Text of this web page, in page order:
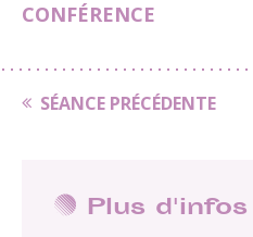
CONFÉRENCE
SÉANCE PRÉCÉDENTE
Plus d'infos